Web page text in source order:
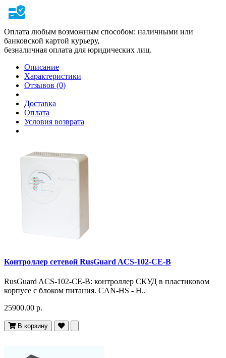
Оплата любым возможным способом: наличными или
банковской картой курьеру,
безналичная оплата для юридических лиц.
Описание
Характеристики
Отзывов (0)
Доставка
Оплата
Условия возврата
Контроллер сетевой RusGuard ACS-102-CE-B
RusGuard ACS-102-CE-B: контроллер СКУД в пластиковом
корпусе с блоком питания. CAN-HS - H..
25900.00 р.
В корзину